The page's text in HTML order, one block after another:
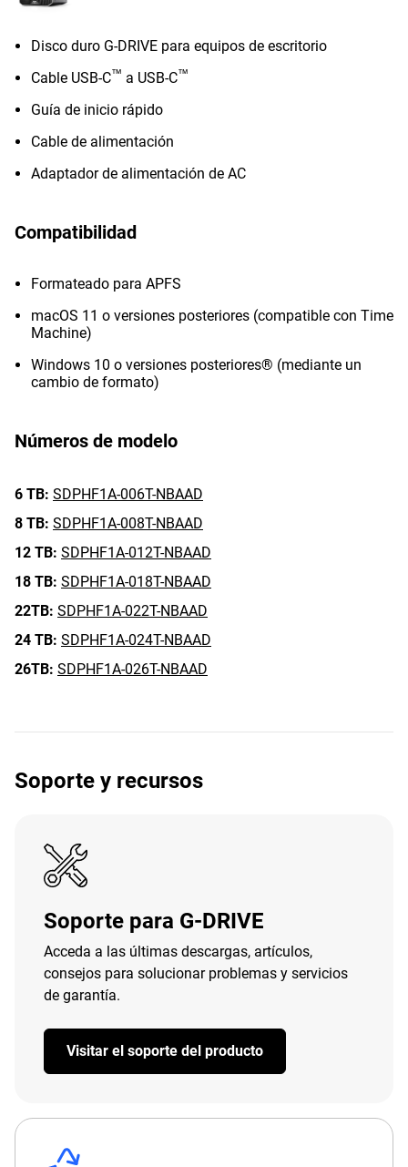
Disco duro G-DRIVE para equipos de escritorio
Cable USB-C™ a USB-C™
Guía de inicio rápido
Cable de alimentación
Adaptador de alimentación de AC
Compatibilidad
Formateado para APFS
macOS 11 o versiones posteriores (compatible con Time
Machine)
Windows 10 o versiones posteriores® (mediante un
cambio de formato)
Números de modelo
6 TB: SDPHF1A-006T-NBAAD
8 TB: SDPHF1A-008T-NBAAD
12 TB: SDPHF1A-012T-NBAAD
18 TB: SDPHF1A-018T-NBAAD
22TB: SDPHF1A-022T-NBAAD
24 TB: SDPHF1A-024T-NBAAD
26TB: SDPHF1A-026T-NBAAD
Soporte y recursos
Soporte para G-DRIVE
Acceda a las últimas descargas, artículos,
consejos para solucionar problemas y servicios
de garantía.
Visitar el soporte del producto